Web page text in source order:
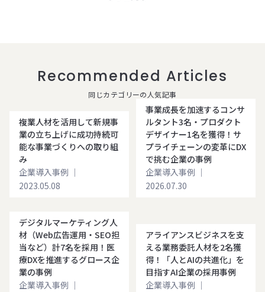
Recommended Articles
同じカテゴリーの人気記事
複業人材を活用して新規事
業の立ち上げに成功持続可
能な事業づくりへの取り組
み
企業導入事例 ｜
2023.05.08
事業成長を加速するコンサ
ルタント3名・プロダクト
デザイナー1名を獲得！サ
プライチェーンの変革にDX
で挑む企業の事例
企業導入事例 ｜
2026.07.30
デジタルマーケティング人
材（Web広告運用・SEO担
当など）計7名を採用！医
療DXを推進するグロース企
業の事例
企業導入事例 ｜
アライアンスビジネスを支
える業務委託人材を2名獲
得！「人とAIの共進化」を
目指すAI企業の採用事例
企業導入事例 ｜